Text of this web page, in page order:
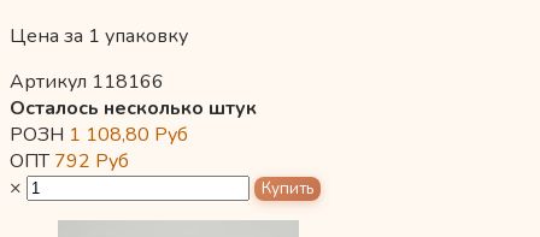
Цена за 1 упаковку
Артикул 118166
Осталось несколько штук
РОЗН 1 108,80 Руб
ОПТ792 Руб
×